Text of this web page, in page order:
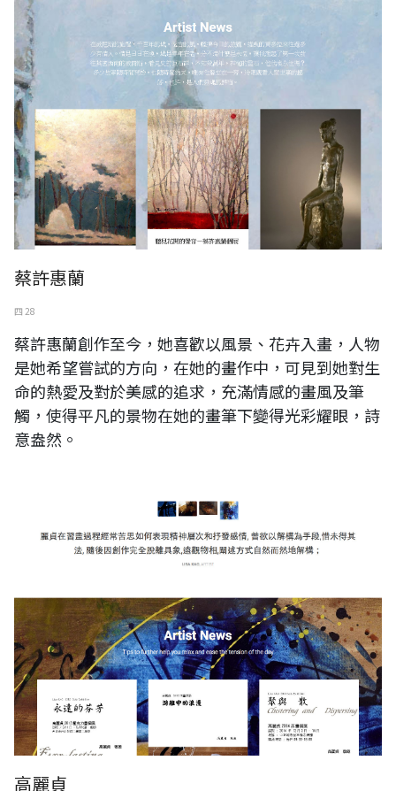
蔡許惠蘭
四 28
蔡許惠蘭創作至今，她喜歡以風景、花卉入畫，人物
是她希望嘗試的方向，在她的畫作中，可見到她對生
命的熱愛及對於美感的追求，充滿情感的畫風及筆
觸，使得平凡的景物在她的畫筆下變得光彩耀眼，詩
意盎然。
高麗貞